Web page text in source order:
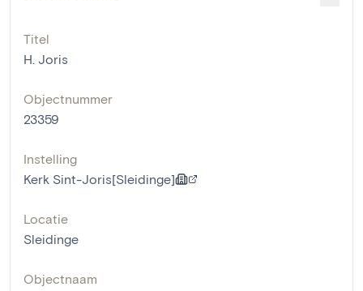
Titel
H. Joris
Objectnummer
23359
Instelling
Kerk Sint-Joris[Sleidinge]
Locatie
Sleidinge
Objectnaam